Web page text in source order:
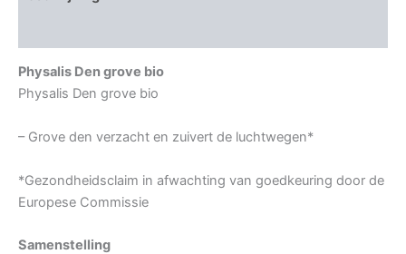
Physalis Den grove bio
Physalis Den grove bio
– Grove den verzacht en zuivert de luchtwegen*
*Gezondheidsclaim in afwachting van goedkeuring door de
Europese Commissie
Samenstelling